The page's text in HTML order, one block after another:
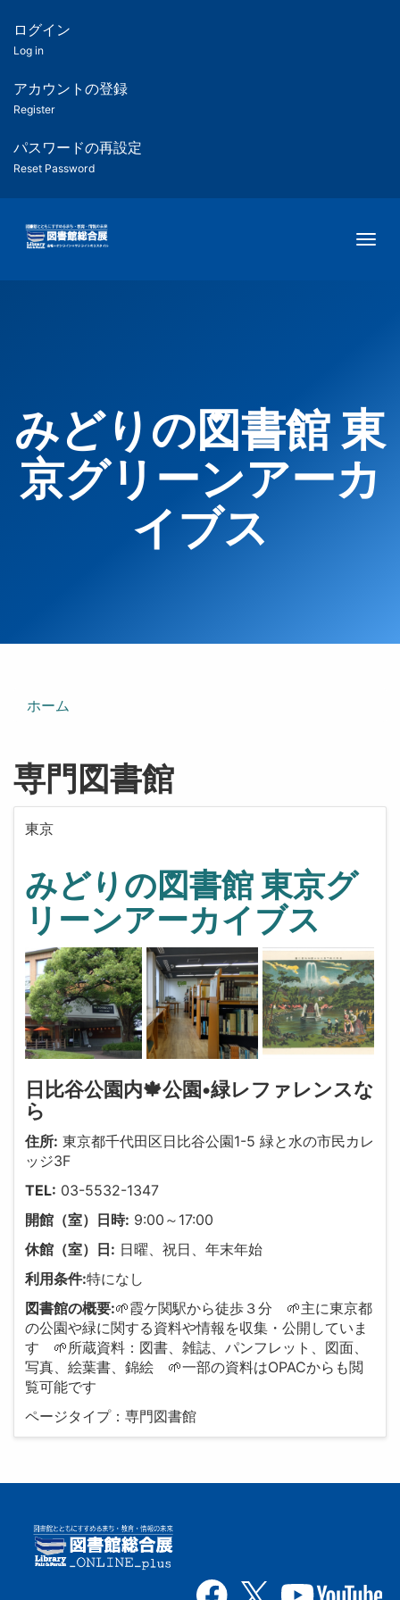
ツ
匿
名
ユ
ー
ー
用
メ
ログイン
Log in
アカウントの登録
Register
パスワードの再設定
Reset Password
みどりの図書館 東
京グリーンアーカ
イブス
ホーム
専門図書館
東京
みどりの図書館 東京グ
リーンアーカイブス
日比谷公園内🍁公園•緑レファレンスな
ら
住所: 東京都千代田区日比谷公園1-5 緑と水の市民カレ
ッジ3F
TEL: 03-5532-1347
開館（室）日時: 9:00～17:00
休館（室）日: 日曜、祝日、年末年始
利用条件:特になし
図書館の概要:🌱霞ケ関駅から徒歩３分 🌱主に東京都
の公園や緑に関する資料や情報を収集・公開していま
す 🌱所蔵資料：図書、雑誌、パンフレット、図面、
写真、絵葉書、錦絵 🌱一部の資料はOPACからも閲
覧可能です
ページタイプ：専門図書館